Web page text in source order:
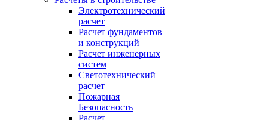
Электротехнический
расчет
Расчет фундаментов
и конструкций
Расчет инженерных
систем
Светотехнический
расчет
Пожарная
Безопасность
Расчет